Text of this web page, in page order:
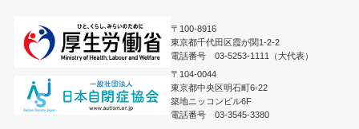
〒100-8916
東京都千代田区霞が関1-2-2
電話番号 03-5253-1111（大代表）
〒104-0044
東京都中央区明石町6-22
築地ニッコンビル6F
電話番号 03-3545-3380